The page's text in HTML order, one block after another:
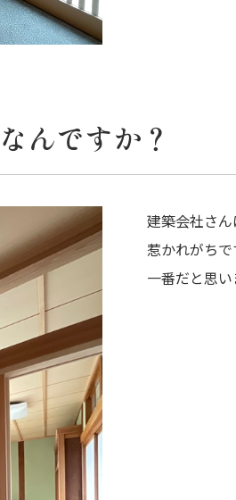
んですか？
建築会社さ
惹かれがち
一番だと思い